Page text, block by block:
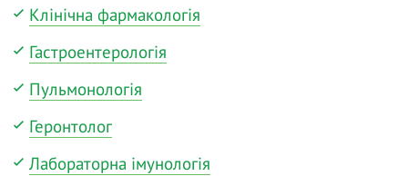
Клінічна фармакологія
Гастроентерологія
Пульмонологія
Геронтолог
Лабораторна імунологія